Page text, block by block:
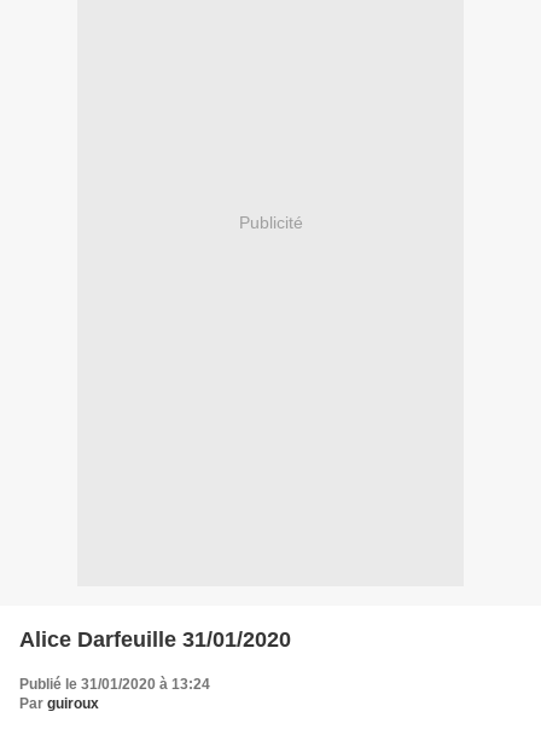
Publicité
Alice Darfeuille 31/01/2020
Publié le 31/01/2020 à 13:24
Par guiroux